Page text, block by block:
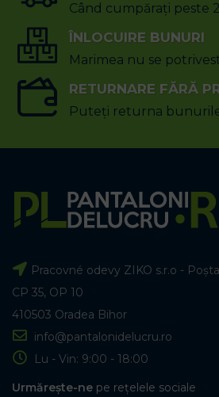
Când cumpărați peste
ÎNLOCUIRE BUNURI
Marimea nu se
RETURNARE FĂRĂ
Puteți returna
Pracovné odevy ZIKO s.r.o - Poșta
CP 35, OP 10
410503 Oradea Bihor
info@pantalonidelucru.ro
Lu - Vin: 9:00 - 18:00
Urmărește-ne pe rețelele sociale